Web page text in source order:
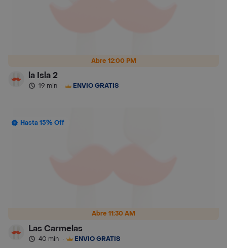
Abre 12:00 PM
la Isla 2
19 min · ENVÍO GRATIS
Abre 11:30 AM
Hasta 15% Off
Las Carmelas
40 min · ENVÍO GRATIS